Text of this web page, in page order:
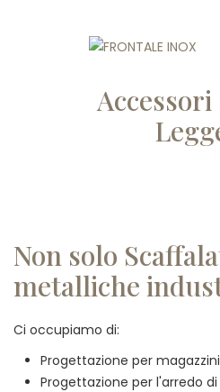
Non solo
metalliche
Ci occupiamo di:
Progettazione per magazzini
Progettazione per l'arredo